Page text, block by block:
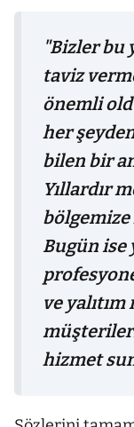
"Bizler bu
taviz
önemli
her
bilen bir
Yıllardır
Bugün ise
ve
hizmet